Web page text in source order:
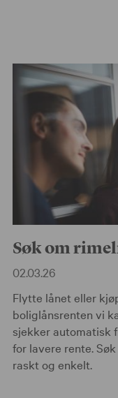
Søk om
02.03.26
Flytte lånet eller
boliglånsrenten vi
sjekker automatisk
for lavere rente.
raskt og enkelt.